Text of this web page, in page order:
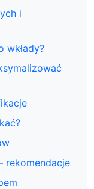
i
wkłady?
rekomendacje